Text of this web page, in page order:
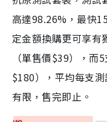
高達98.26%，最快
定金額換購更可享
（單售價$39），
$180），平均每支
有限，售完即止。